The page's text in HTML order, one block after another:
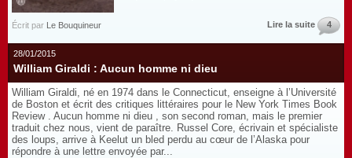
Écrit par Le Bouquineur Lire la suite 4
28/01/2015
William Giraldi : Aucun homme ni dieu
William Giraldi, né en 1974 dans le Connecticut, enseigne à l’Université
de Boston et écrit des critiques littéraires pour le New York Times Book
Review . Aucun homme ni dieu , son second roman, mais le premier
traduit chez nous, vient de paraître. Russel Core, écrivain et spécialiste
des loups, arrive à Keelut un bled perdu au cœur de l’Alaska pour
répondre à une lettre envoyée par...